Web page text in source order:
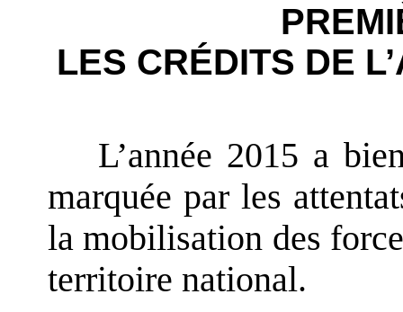
LES CRÉDITS DE
L’année 2015 a
marquée par les
la mobilisation des
territoire national.